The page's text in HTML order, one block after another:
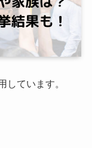
ています。